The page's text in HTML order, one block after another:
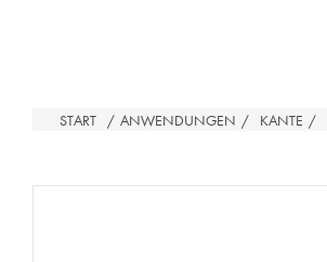
START / ANWENDUNGEN / KANTE /
ATTRIBUTBEZEICHNUNG